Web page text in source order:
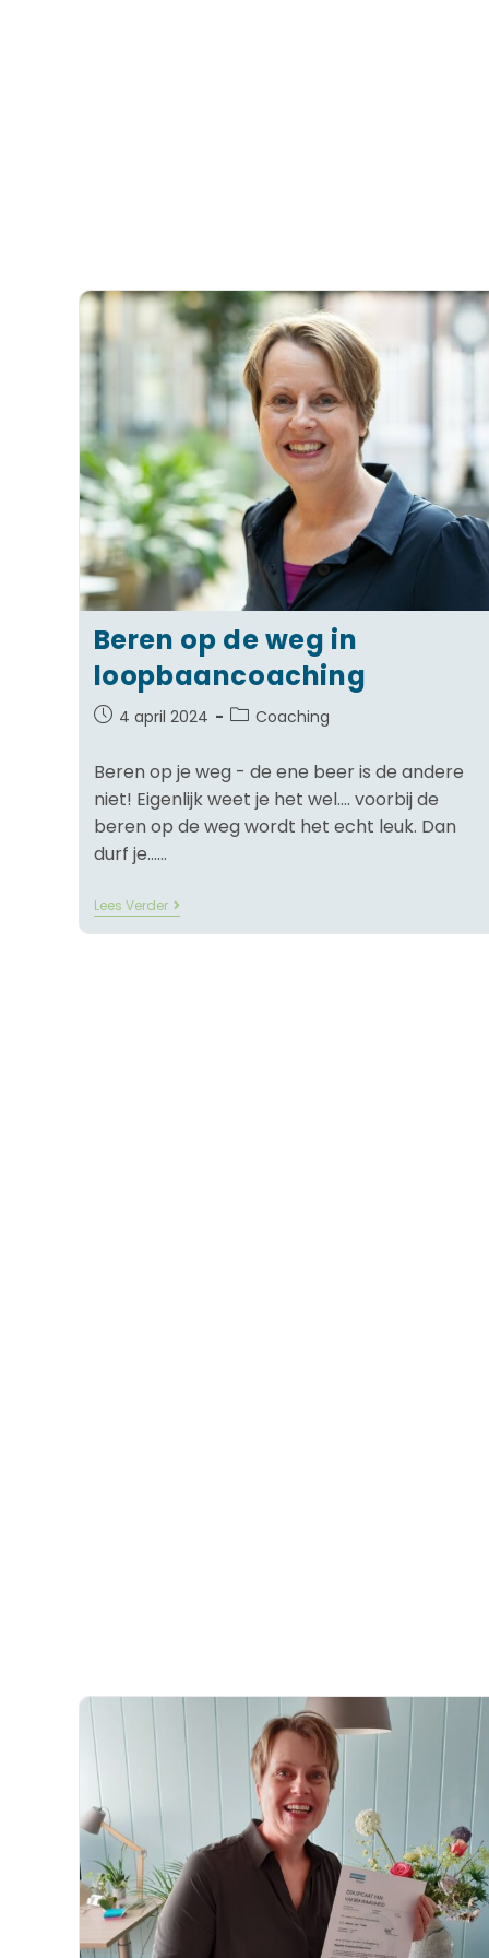
Beren op de weg in
loopbaancoaching
4 april 2024 Coaching
Beren op je weg - de ene beer is de andere
niet! Eigenlijk weet je het wel…. voorbij de
beren op de weg wordt het echt leuk. Dan
durf je……
Lees Verder